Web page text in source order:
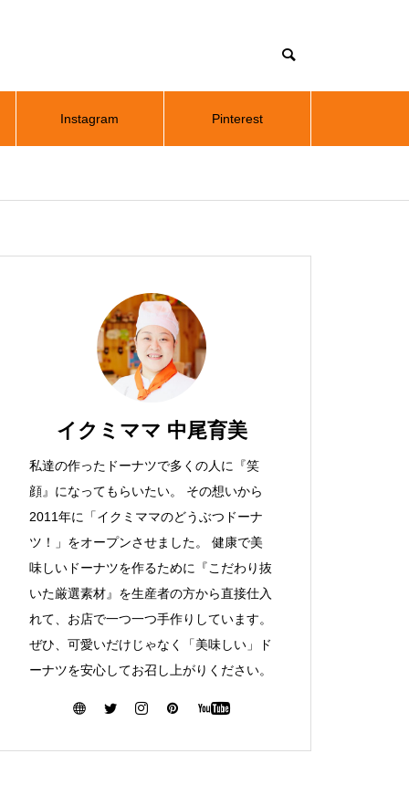
Instagram Pinterest
イクミママ 中尾育美
私達の作ったドーナツで多くの人に『笑
顔』になってもらいたい。 その想いから
2011年に「イクミママのどうぶつドーナ
ツ！」をオープンさせました。 健康で美
味しいドーナツを作るために『こだわり抜
いた厳選素材』を生産者の方から直接仕入
れて、お店で一つ一つ手作りしています。
ぜひ、可愛いだけじゃなく「美味しい」ド
ーナツを安心してお召し上がりください。